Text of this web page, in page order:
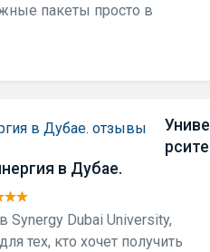
пакеты просто в
Униве
рсите
в Дубае.
Synergy Dubai University,
тех, кто хочет получить